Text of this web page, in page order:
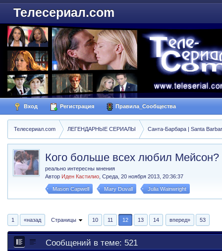
Телесериал.com
Вход Регистрация Правила_Сообщества
Телесериал.com ЛЕГЕНДАРНЫЕ СЕРИАЛЫ Санта-Барбара | Santa
Кого больше всех любил Мейсон?
реально интересны мнения
Автор Иден Кастилио ,Среда, 20 ноября 2013, 20:36:37
Mason Capwell Mary Duvall Julia Wainwright
1 «назад Страницы 10 11 12 13 14 вперед» 53
Сообщений в теме: 521